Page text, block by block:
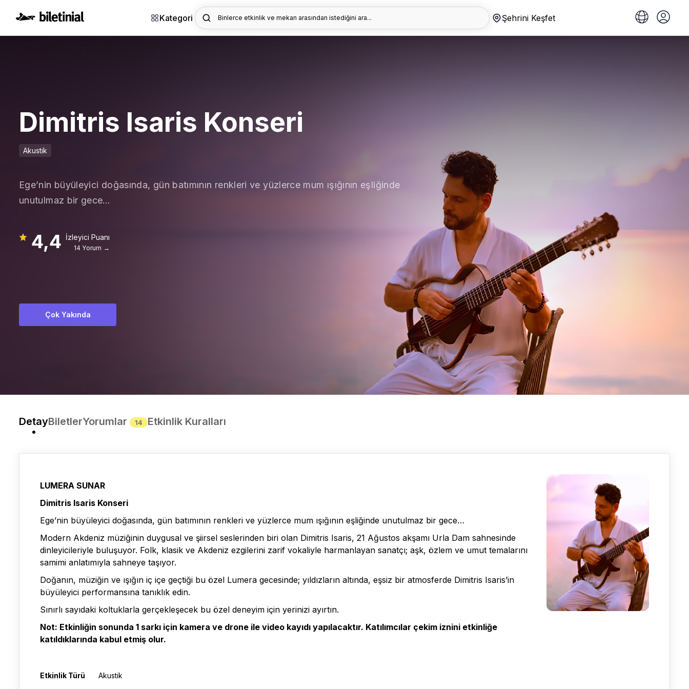
Kategori Binlerce etkinlik ve mekan arasından istediğini ara... Şehrini Keşfet
Dimitris Isaris Konseri
Akustik
Ege’nin büyüleyici doğasında, gün batımının renkleri ve yüzlerce mum ışığının eşliğinde
unutulmaz bir gece…
4,4 İzleyici Puanı
14 Yorum →
Çok Yakında
DetayBiletlerYorumlar 14 Etkinlik Kuralları
LUMERA SUNAR
Dimitris Isaris Konseri
Ege’nin büyüleyici doğasında, gün batımının renkleri ve yüzlerce mum ışığının eşliğinde unutulmaz bir gece…
Modern Akdeniz müziğinin duygusal ve şiirsel seslerinden biri olan Dimitris Isaris, 21 Ağustos akşamı Urla Dam sahnesinde
dinleyicileriyle buluşuyor. Folk, klasik ve Akdeniz ezgilerini zarif vokaliyle harmanlayan sanatçı; aşk, özlem ve umut temalarını
samimi anlatımıyla sahneye taşıyor.
Doğanın, müziğin ve ışığın iç içe geçtiği bu özel Lumera gecesinde; yıldızların altında, eşsiz bir atmosferde Dimitris Isaris’in
büyüleyici performansına tanıklık edin.
Sınırlı sayıdaki koltuklarla gerçekleşecek bu özel deneyim için yerinizi ayırtın.
Not: Etkinliğin sonunda 1 sarkı için kamera ve drone ile video kayıdı yapılacaktır. Katılımcılar çekim iznini etkinliğe
katıldıklarında kabul etmiş olur.
Etkinlik Türü Akustik